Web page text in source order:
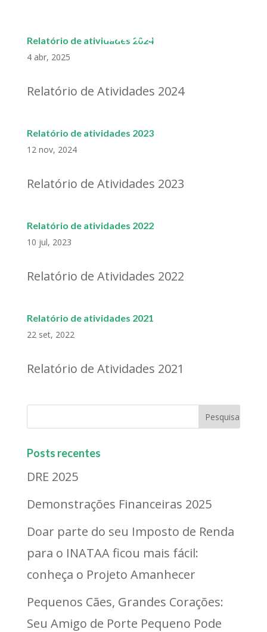
INCONDICIONAL
Relatório de atividades 2024
4 abr, 2025
Relatório de Atividades 2024
Relatório de atividades 2023
12 nov, 2024
Relatório de Atividades 2023
Relatório de atividades 2022
10 jul, 2023
Relatório de Atividades 2022
Relatório de atividades 2021
22 set, 2022
Relatório de Atividades 2021
Posts recentes
DRE 2025
Demonstrações Financeiras 2025
Doar parte do seu Imposto de Renda
para o INATAA ficou mais fácil:
conheça o Projeto Amanhecer
Pequenos Cães, Grandes Corações:
Seu Amigo de Porte Pequeno Pode